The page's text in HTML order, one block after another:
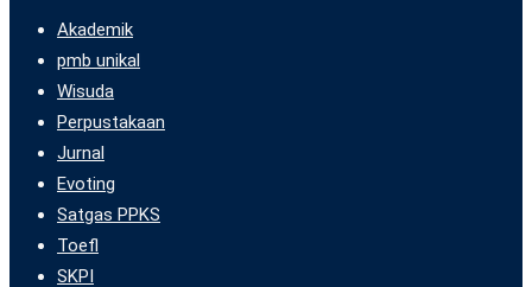
Akademik
pmb unikal
Wisuda
Perpustakaan
Jurnal
Evoting
Satgas PPKS
Toefl
SKPI